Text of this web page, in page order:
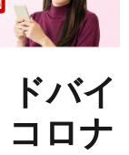
バイ
ロナ